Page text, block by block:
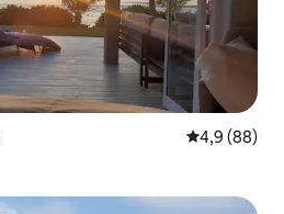
4,9 de uma
4,9 (88)